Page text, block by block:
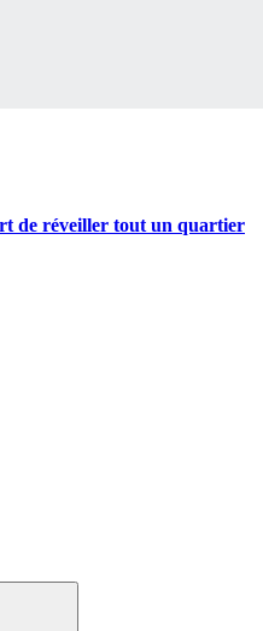
de réveiller tout un quartier